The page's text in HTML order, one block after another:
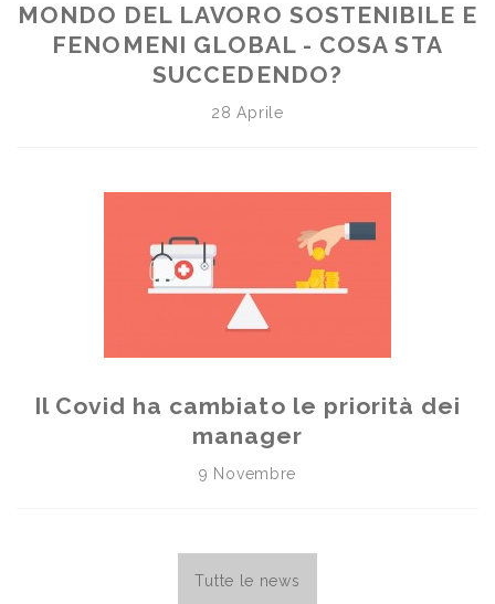
MONDO DEL LAVORO SOSTENIBILE E
FENOMENI GLOBAL - COSA STA
SUCCEDENDO?
28 Aprile
Il Covid ha cambiato le priorità dei
manager
9 Novembre
Tutte le news